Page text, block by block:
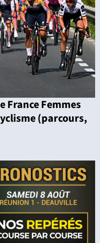
France Femmes
(parcours,